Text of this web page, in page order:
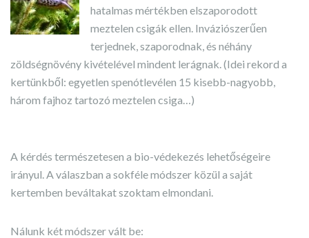
hatalmas mértékben elszaporodott
meztelen csigák ellen. Inváziószerűen
terjednek, szaporodnak, és néhány
zöldségnövény kivételével mindent lerágnak. (Idei rekord a
kertünkből: egyetlen spenótlevélen 15 kisebb-nagyobb,
három fajhoz tartozó meztelen csiga…)
A kérdés természetesen a bio-védekezés lehetőségeire
irányul. A válaszban a sokféle módszer közül a saját
kertemben beváltakat szoktam elmondani.
Nálunk két módszer vált be: